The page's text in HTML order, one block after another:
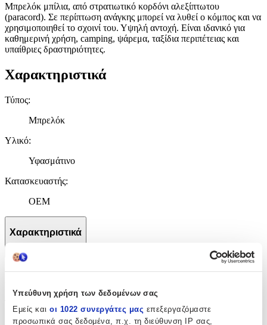
Υπεύθυνη χρήση των δεδομένων σας
Εμείς και οι 1022 συνεργάτες μας επεξεργαζόμαστε
προσωπικά σας δεδομένα, π.χ. τη διεύθυνση IP σας,
Μπρελόκ μπίλια, από στρατιωτικό κορδόνι αλεξίπτωτου
(paracord). Σε περίπτωση ανάγκης μπορεί να λυθεί ο κόμπος και να
χρησιμοποιηθεί το σχοινί του. Υψηλή αντοχή. Είναι ιδανικό για
καθημερινή χρήση, camping, ψάρεμα, ταξίδια περιπέτειας και
υπαίθριες δραστηριότητες.
Χαρακτηριστικά
Τύπος:
Μπρελόκ
Υλικό:
Υφασμάτινο
Κατασκευαστής:
OEM
Χαρακτηριστικά